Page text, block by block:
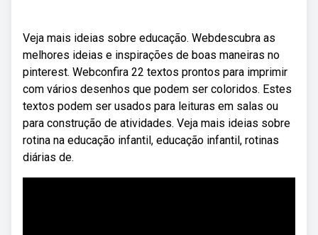
Veja mais ideias sobre educação. Webdescubra as
melhores ideias e inspirações de boas maneiras no
pinterest. Webconfira 22 textos prontos para imprimir
com vários desenhos que podem ser coloridos. Estes
textos podem ser usados para leituras em salas ou
para construção de atividades. Veja mais ideias sobre
rotina na educação infantil, educação infantil, rotinas
diárias de.